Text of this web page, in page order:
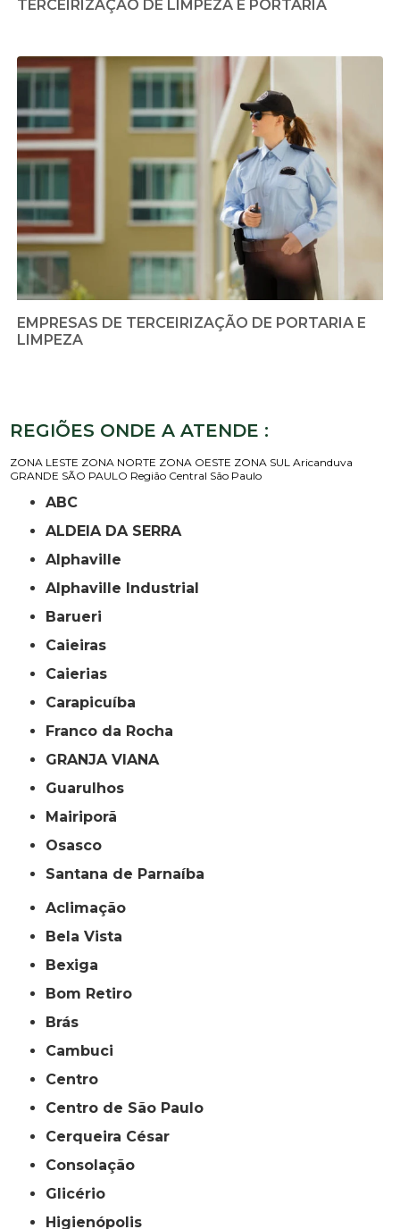
TERCEIRIZAÇÃO DE LIMPEZA E PORTARIA
EMPRESAS DE TERCEIRIZAÇÃO DE PORTARIA E
LIMPEZA
REGIÕES ONDE A ATENDE :
ZONA LESTE ZONA NORTE ZONA OESTE ZONA SUL Aricanduva
GRANDE SÃO PAULO Região Central São Paulo
ABC
ALDEIA DA SERRA
Alphaville
Alphaville Industrial
Barueri
Caieiras
Caierias
Carapicuíba
Franco da Rocha
GRANJA VIANA
Guarulhos
Mairiporã
Osasco
Santana de Parnaíba
Aclimação
Bela Vista
Bexiga
Bom Retiro
Brás
Cambuci
Centro
Centro de São Paulo
Cerqueira César
Consolação
Glicério
Higienópolis